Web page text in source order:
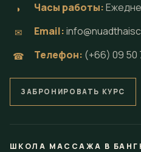
◗ Часы работы:
✉ Email:
☎ Телефон: (+66) 09 50
ЗАБРОНИРОВАТЬ КУРС
ШКОЛА МАССАЖА В